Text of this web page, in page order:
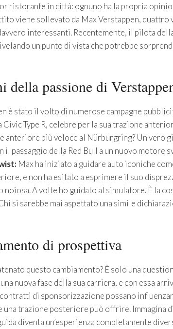
ristorante in città: ognuno ha la propria
viene sollevato da Max Verstappen, quattro
interessanti. Recentemente, il pilota
un punto di vista che potrebbe
della passione di
è stato il volto di numerose campagne
Type R, celebre per la sua trazione
anteriore più veloce al Nürburgring? Un vero
il passaggio della Red Bull a un nuovo
Max ha iniziato a guidare auto iconiche
e non ha esitato a esprimere il suo
noiosa. A volte ho guidato al simulatore. È la
si sarebbe mai aspettato una simile
di prospettiva
questo cambiamento? È solo una
nuova fase della sua carriera, e con essa
di sponsorizzazione possano
una trazione posteriore può offrire. Immagina
diventa un’esperienza completamente